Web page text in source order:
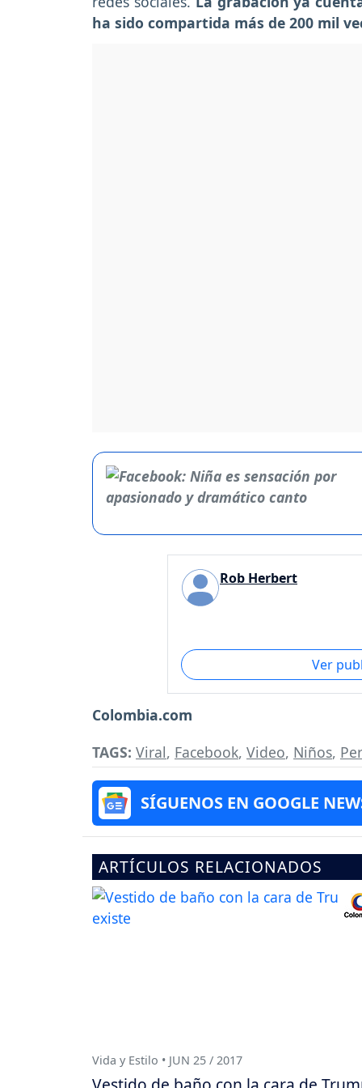
ha sido compartida más de 200 mil
Rob Herbert
Ver
Colombia.com
TAGS: Viral, Facebook, Video, Niños,
SÍGUENOS EN GOOGLE
ARTÍCULOS RELACIONADOS
Vida y Estilo • JUN 25 / 2017